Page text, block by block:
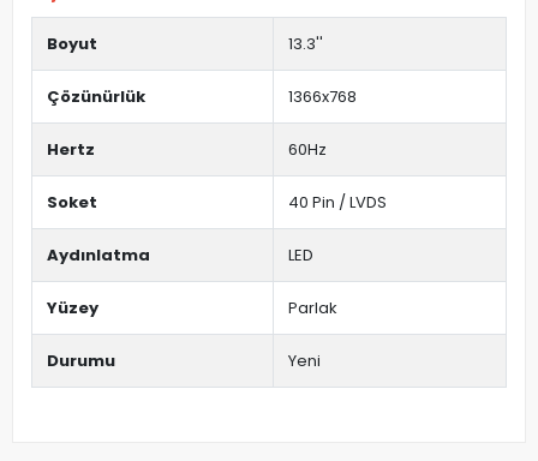
Boyut 13.3''
Çözünürlük 1366x768
Hertz 60Hz
Soket 40 Pin / LVDS
Aydınlatma LED
Yüzey Parlak
Durumu Yeni